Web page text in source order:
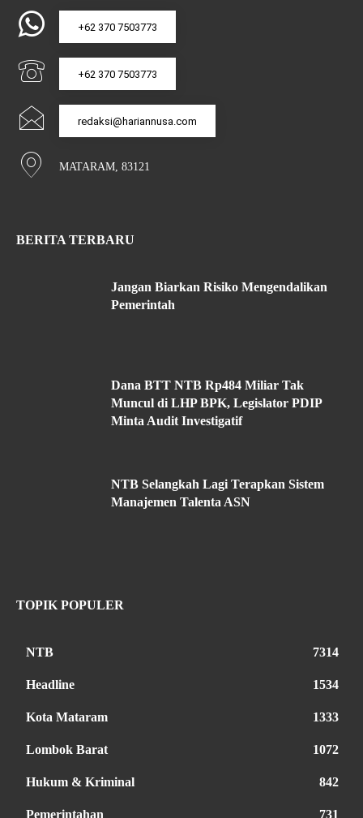
+62 370 7503773
+62 370 7503773
redaksi@hariannusa.com
MATARAM, 83121
BERITA TERBARU
Jangan Biarkan Risiko Mengendalikan
Pemerintah
Dana BTT NTB Rp484 Miliar Tak
Muncul di LHP BPK, Legislator PDIP
Minta Audit Investigatif
NTB Selangkah Lagi Terapkan Sistem
Manajemen Talenta ASN
TOPIK POPULER
NTB 7314
Headline 1534
Kota Mataram 1333
Lombok Barat 1072
Hukum & Kriminal 842
Pemerintahan 731